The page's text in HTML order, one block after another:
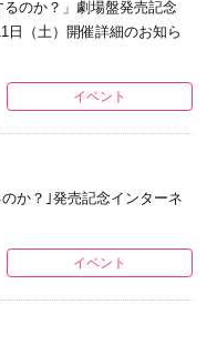
のか？」劇場盤発売記念
（土）開催詳細のお知ら
イベント
か？｣発売記念インターネ
イベント